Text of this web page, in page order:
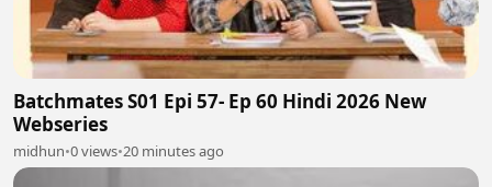
Batchmates S01 Epi 57- Ep 60 Hindi 2026 New
Webseries
midhun•0 views•20 minutes ago